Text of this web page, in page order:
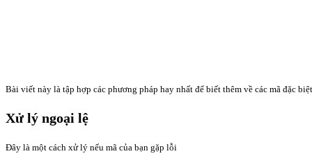
Bài viết này là tập hợp các phương pháp hay nhất để biết thêm về các mã đặc
Xử lý ngoại lệ
Đây là một cách xử lý nếu mã của bạn gặp lỗi